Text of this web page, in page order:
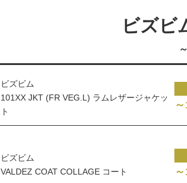
ビズビ
ビズビム
101XX JKT (FR VEG.L) ラムレザージャケッ
ト
ビズビム
VALDEZ COAT COLLAGE コート